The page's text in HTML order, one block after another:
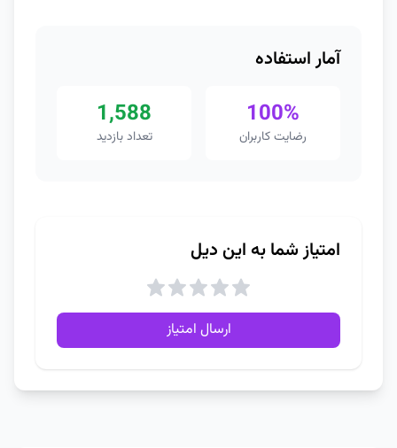
آمار استفاده
100%
رضایت کاربران
1,588
تعداد بازدید
امتیاز شما به این دیل
ارسال امتیاز